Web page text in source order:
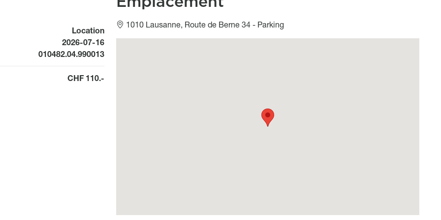
Location
Available from
2026-07-16
010482.04.990013
CHF 110.-
1010 Lausanne, Route de Berne 34 - Parking